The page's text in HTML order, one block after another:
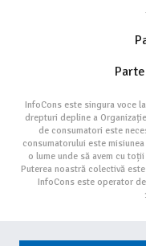
InfoCons este singura voce
drepturi depline a
de consumatori este
consumatorului este
o lume unde să avem cu
Puterea noastră colectivă
InfoCons este operator